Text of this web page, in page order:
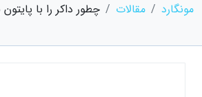
مونگارد مقالات چطور داکر را با پایتون